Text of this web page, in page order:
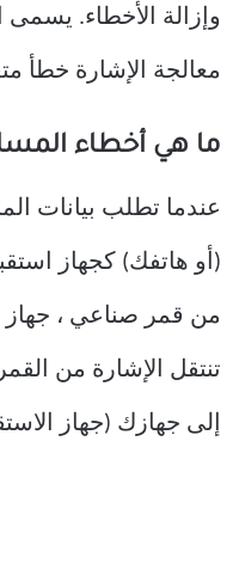
وإزالة الأخطاء. يسمى
معالجة الإشارة خطأ
ما هي أخطاء
عندما تطلب بيانات
(أو هاتفك) كجهاز
من قمر صناعي ، جهاز
تنتقل الإشارة من
إلى جهازك (جهاز